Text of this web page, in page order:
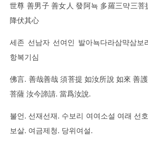
世尊 善男子 善女人 發阿뇩 多羅三먁三菩
降伏其心
세존 선남자 선여인 발아뇩다라삼먁삼보
항복기심
佛言. 善哉善哉 須菩提 如汝所說 如來 善
菩薩 汝今諦請. 當爲汝說.
불언. 선재선재. 수보리 여여소설 여래 선
보살. 여금제청. 당위여설.